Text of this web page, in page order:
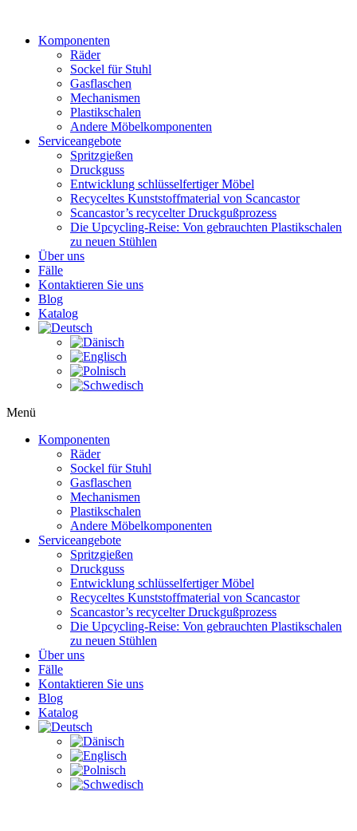
wechselnKomponenten
Räder
Sockel für Stuhl
Gasflaschen
Mechanismen
Plastikschalen
Andere Möbelkomponenten
Serviceangebote
Spritzgießen
Druckguss
Entwicklung schlüsselfertiger Möbel
Recyceltes Kunststoffmaterial von Scancastor
Scancastor’s recycelter Druckgußprozess
Die Upcycling-Reise: Von gebrauchten Plastikschalen
zu neuen Stühlen
Über uns
Fälle
Kontaktieren Sie uns
Blog
Katalog
Menü
Komponenten
Räder
Sockel für Stuhl
Gasflaschen
Mechanismen
Plastikschalen
Andere Möbelkomponenten
Serviceangebote
Spritzgießen
Druckguss
Entwicklung schlüsselfertiger Möbel
Recyceltes Kunststoffmaterial von Scancastor
Scancastor’s recycelter Druckgußprozess
Die Upcycling-Reise: Von gebrauchten Plastikschalen
zu neuen Stühlen
Über uns
Fälle
Kontaktieren Sie uns
Blog
Katalog